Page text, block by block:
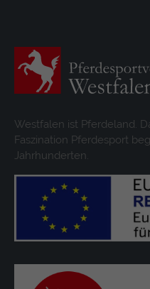
Westfalen ist Pferdeland.
Faszination Pferdesport
Jahrhunderten.